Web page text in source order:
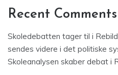
Recent Comments
Skoledebatten tager til i
sendes videre i det politiske
Skoleanalysen skaber debat i